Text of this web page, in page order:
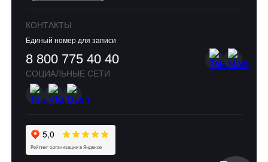
КОНТАКТЫ
Единый номер для записи
8 800 775 40 40
СОЦИАЛЬНЫЕ СЕТИ